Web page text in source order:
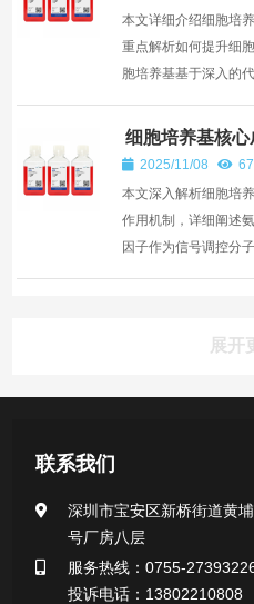
本文详细介绍细胞培
重点解析如何提升细
胞培养基基于深入的
细胞培养基核
长因子的协同作
2025/11/08
本文深入解析细胞培
作用机制，详细阐述
因子作为信号调控分
展开
行业新闻
联系我们
深圳市宝安区新桥街道黄
号厂房八层
服务热线：0755-
投诉电话：13802210808